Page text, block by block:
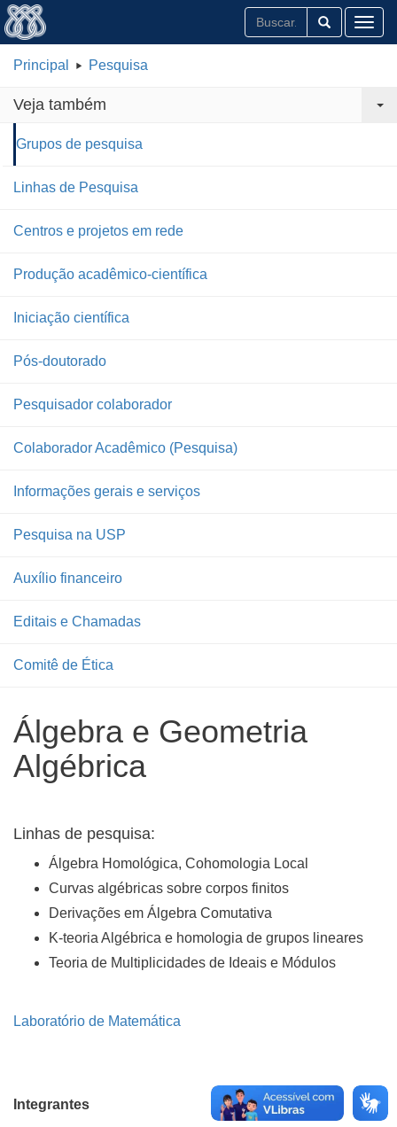
Principal Pesquisa
Veja também
Grupos de pesquisa
Linhas de Pesquisa
Centros e projetos em rede
Produção acadêmico-científica
Iniciação científica
Pós-doutorado
Pesquisador colaborador
Colaborador Acadêmico (Pesquisa)
Informações gerais e serviços
Pesquisa na USP
Auxílio financeiro
Editais e Chamadas
Comitê de Ética
Álgebra e Geometria
Algébrica
Linhas de pesquisa:
Álgebra Homológica, Cohomologia Local
Curvas algébricas sobre corpos finitos
Derivações em Álgebra Comutativa
K-teoria Algébrica e homologia de grupos lineares
Teoria de Multiplicidades de Ideais e Módulos
Laboratório de Matemática
Integrantes